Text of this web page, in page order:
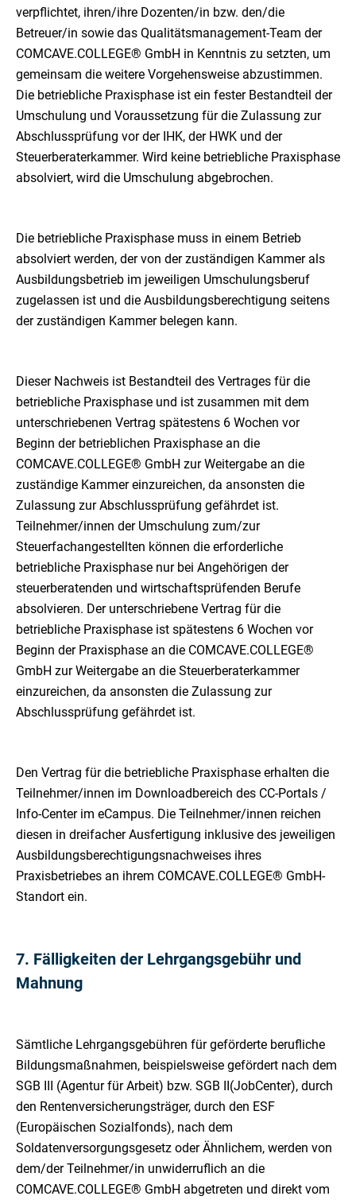
verpflichtet, ihren/ihre Dozenten/in bzw. den/die
Betreuer/in sowie das Qualitätsmanagement-Team der
COMCAVE.COLLEGE® GmbH in Kenntnis zu setzten, um
gemeinsam die weitere Vorgehensweise abzustimmen.
Die betriebliche Praxisphase ist ein fester Bestandteil der
Umschulung und Voraussetzung für die Zulassung zur
Abschlussprüfung vor der IHK, der HWK und der
Steuerberaterkammer. Wird keine betriebliche Praxisphase
absolviert, wird die Umschulung abgebrochen.
Die betriebliche Praxisphase muss in einem Betrieb
absolviert werden, der von der zuständigen Kammer als
Ausbildungsbetrieb im jeweiligen Umschulungsberuf
zugelassen ist und die Ausbildungsberechtigung seitens
der zuständigen Kammer belegen kann.
Dieser Nachweis ist Bestandteil des Vertrages für die
betriebliche Praxisphase und ist zusammen mit dem
unterschriebenen Vertrag spätestens 6 Wochen vor
Beginn der betrieblichen Praxisphase an die
COMCAVE.COLLEGE® GmbH zur Weitergabe an die
zuständige Kammer einzureichen, da ansonsten die
Zulassung zur Abschlussprüfung gefährdet ist.
Teilnehmer/innen der Umschulung zum/zur
Steuerfachangestellten können die erforderliche
betriebliche Praxisphase nur bei Angehörigen der
steuerberatenden und wirtschaftsprüfenden Berufe
absolvieren. Der unterschriebene Vertrag für die
betriebliche Praxisphase ist spätestens 6 Wochen vor
Beginn der Praxisphase an die COMCAVE.COLLEGE®
GmbH zur Weitergabe an die Steuerberaterkammer
einzureichen, da ansonsten die Zulassung zur
Abschlussprüfung gefährdet ist.
Den Vertrag für die betriebliche Praxisphase erhalten die
Teilnehmer/innen im Downloadbereich des CC-Portals /
Info-Center im eCampus. Die Teilnehmer/innen reichen
diesen in dreifacher Ausfertigung inklusive des jeweiligen
Ausbildungsberechtigungsnachweises ihres
Praxisbetriebes an ihrem COMCAVE.COLLEGE® GmbH-
Standort ein.
7. Fälligkeiten der Lehrgangsgebühr und
Mahnung
Sämtliche Lehrgangsgebühren für geförderte berufliche
Bildungsmaßnahmen, beispielsweise gefördert nach dem
SGB III (Agentur für Arbeit) bzw. SGB II(JobCenter), durch
den Rentenversicherungsträger, durch den ESF
(Europäischen Sozialfonds), nach dem
Soldatenversorgungsgesetz oder Ähnlichem, werden von
dem/der Teilnehmer/in unwiderruflich an die
COMCAVE.COLLEGE® GmbH abgetreten und direkt vom